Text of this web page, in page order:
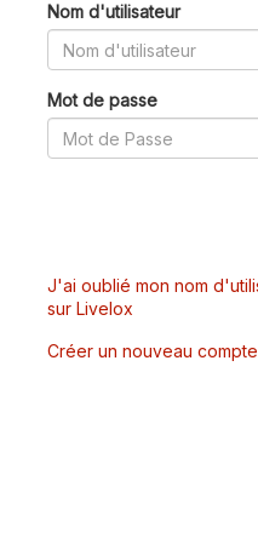
Nom d'utilisateur
Mot de passe
J'ai oublié mon nom
sur Livelox
Créer un nouveau